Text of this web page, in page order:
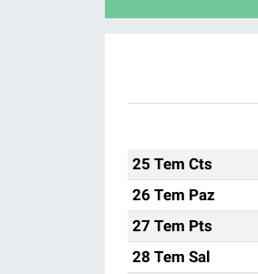
25 Tem Cts
26 Tem Paz
27 Tem Pts
28 Tem Sal
Bilim ve Teknoloji